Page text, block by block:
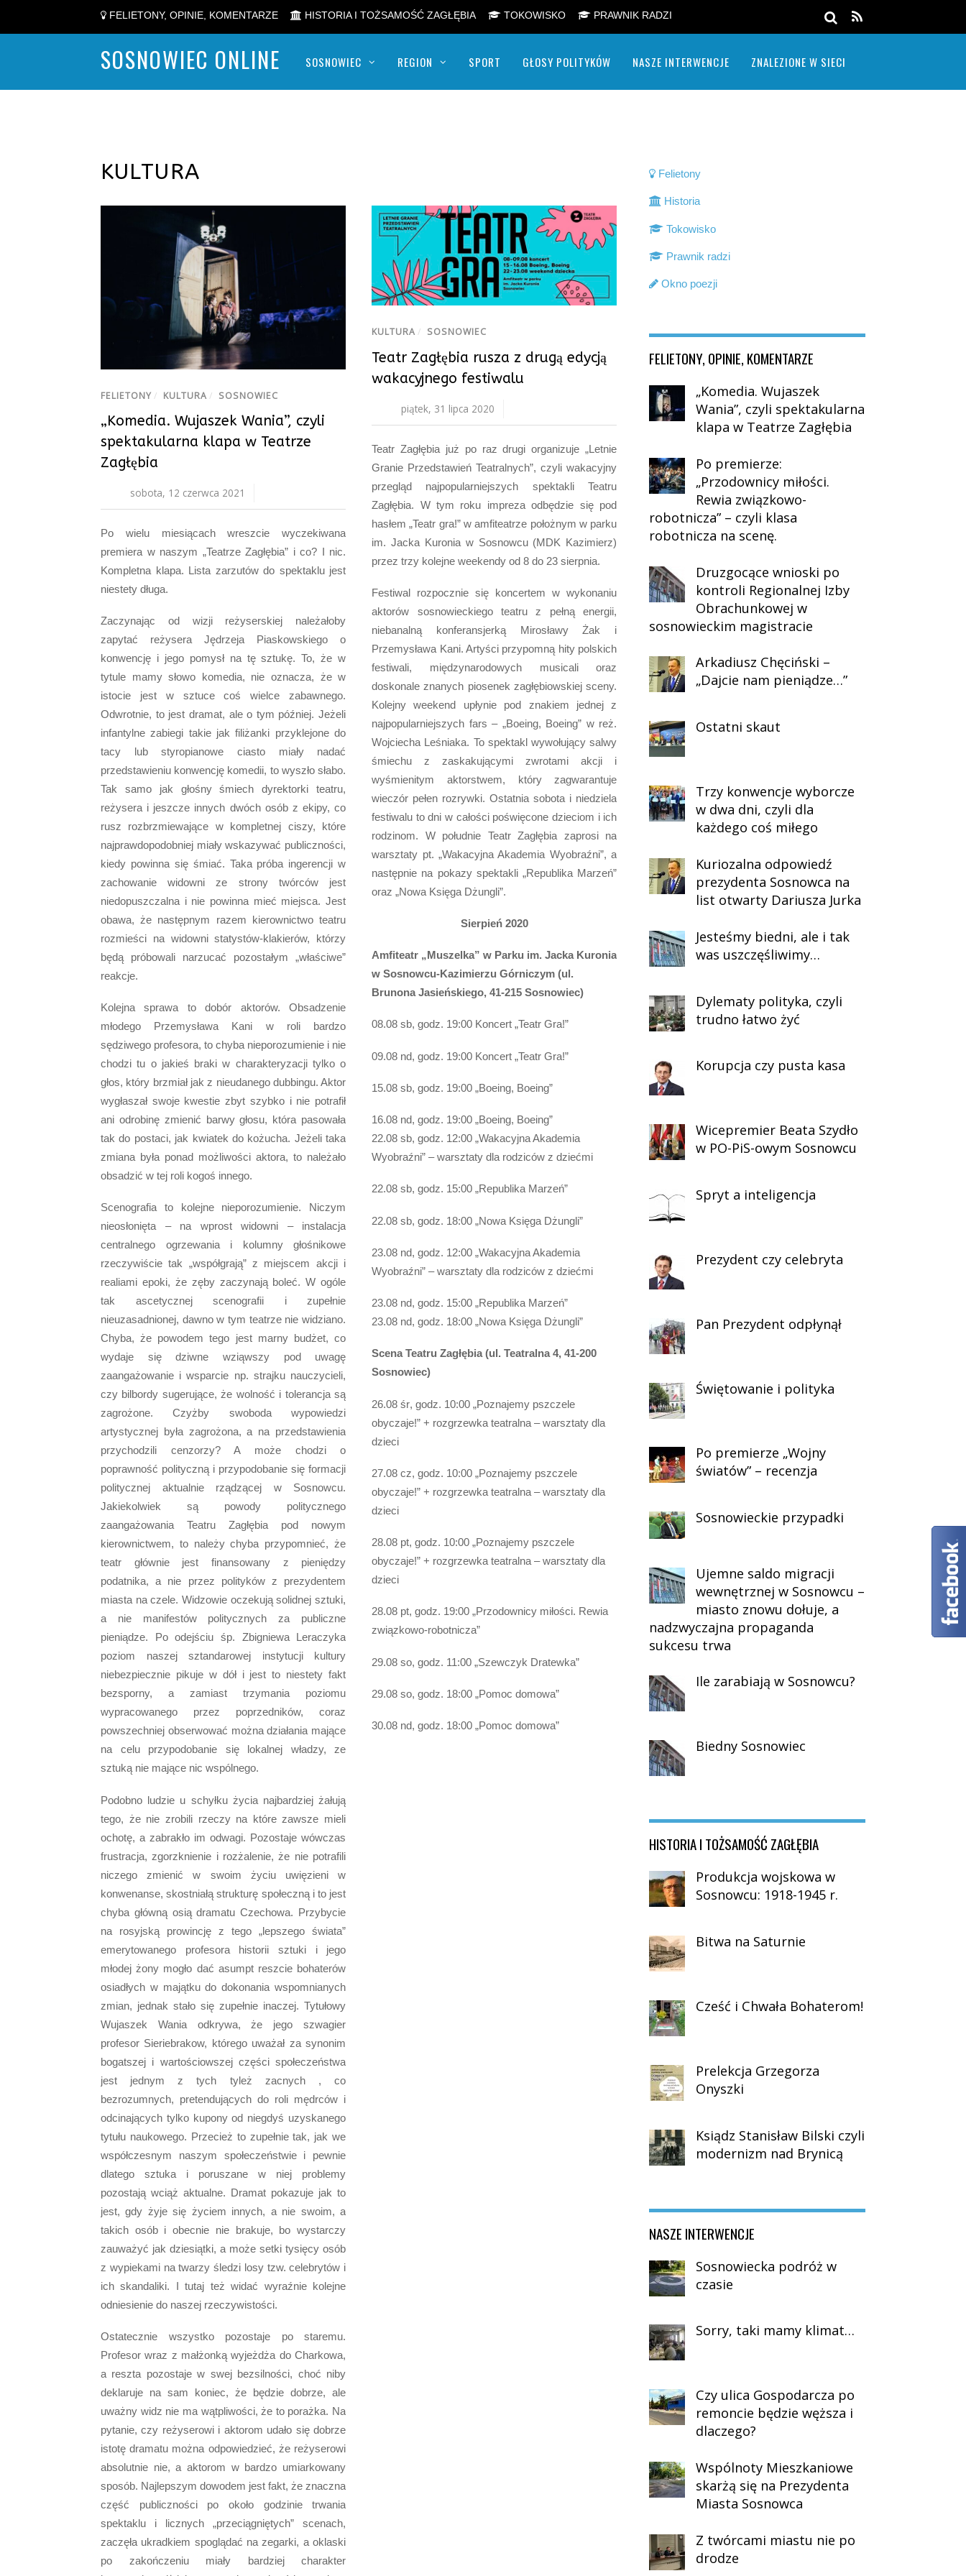
FELIETONY, OPINIE, KOMENTARZE HISTORIA I TOŻSAMOŚĆ ZAGŁĘBIA TOKOWISKO PRAWNIK RADZI
SOSNOWIEC ONLINE SOSNOWIEC REGION SPORT GŁOSY POLITYKÓW NASZE INTERWENCJE ZNALEZIONE W SIECI
KULTURA
FELIETONY / KULTURA / SOSNOWIEC
„Komedia. Wujaszek Wania”, czyli
spektakularna klapa w Teatrze
Zagłębia
sobota, 12 czerwca 2021
Po wielu miesiącach wreszcie wyczekiwana
premiera w naszym „Teatrze Zagłębia” i co? I nic.
Kompletna klapa. Lista zarzutów do spektaklu jest
niestety długa.
Zaczynając od wizji reżyserskiej należałoby
zapytać reżysera Jędrzeja Piaskowskiego o
konwencję i jego pomysł na tę sztukę. To, że w
tytule mamy słowo komedia, nie oznacza, że w
istocie jest w sztuce coś wielce zabawnego.
Odwrotnie, to jest dramat, ale o tym później. Jeżeli
infantylne zabiegi takie jak filiżanki przyklejone do
tacy lub styropianowe ciasto miały nadać
przedstawieniu konwencję komedii, to wyszło słabo.
Tak samo jak głośny śmiech dyrektorki teatru,
reżysera i jeszcze innych dwóch osób z ekipy, co
rusz rozbrzmiewające w kompletnej ciszy, które
najprawdopodobniej miały wskazywać publiczności,
kiedy powinna się śmiać. Taka próba ingerencji w
zachowanie widowni ze strony twórców jest
niedopuszczalna i nie powinna mieć miejsca. Jest
obawa, że następnym razem kierownictwo teatru
rozmieści na widowni statystów-klakierów, którzy
będą próbowali narzucać pozostałym „właściwe”
reakcje.
Kolejna sprawa to dobór aktorów. Obsadzenie
młodego Przemysława Kani w roli bardzo
sędziwego profesora, to chyba nieporozumienie i nie
chodzi tu o jakieś braki w charakteryzacji tylko o
głos, który brzmiał jak z nieudanego dubbingu. Aktor
wygłaszał swoje kwestie zbyt szybko i nie potrafił
ani odrobinę zmienić barwy głosu, która pasowała
tak do postaci, jak kwiatek do kożucha. Jeżeli taka
zmiana była ponad możliwości aktora, to należało
obsadzić w tej roli kogoś innego.
Scenografia to kolejne nieporozumienie. Niczym
nieosłonięta – na wprost widowni – instalacja
centralnego ogrzewania i kolumny głośnikowe
rzeczywiście tak „współgrają” z miejscem akcji i
realiami epoki, że zęby zaczynają boleć. W ogóle
tak ascetycznej scenografii i zupełnie
nieuzasadnionej, dawno w tym teatrze nie widziano.
Chyba, że powodem tego jest marny budżet, co
wydaje się dziwne wziąwszy pod uwagę
zaangażowanie i wsparcie np. strajku nauczycieli,
czy bilbordy sugerujące, że wolność i tolerancja są
zagrożone. Czyżby swoboda wypowiedzi
artystycznej była zagrożona, a na przedstawienia
przychodzili cenzorzy? A może chodzi o
poprawność polityczną i przypodobanie się formacji
politycznej aktualnie rządzącej w Sosnowcu.
Jakiekolwiek są powody politycznego
zaangażowania Teatru Zagłębia pod nowym
kierownictwem, to należy chyba przypomnieć, że
teatr głównie jest finansowany z pieniędzy
podatnika, a nie przez polityków z prezydentem
miasta na czele. Widzowie oczekują solidnej sztuki,
a nie manifestów politycznych za publiczne
pieniądze. Po odejściu śp. Zbigniewa Leraczyka
poziom naszej sztandarowej instytucji kultury
niebezpiecznie pikuje w dół i jest to niestety fakt
bezsporny, a zamiast trzymania poziomu
wypracowanego przez poprzedników, coraz
powszechniej obserwować można działania mające
na celu przypodobanie się lokalnej władzy, ze
sztuką nie mające nic wspólnego.
Podobno ludzie u schyłku życia najbardziej żałują
tego, że nie zrobili rzeczy na które zawsze mieli
ochotę, a zabrakło im odwagi. Pozostaje wówczas
frustracja, zgorzknienie i rozżalenie, że nie potrafili
niczego zmienić w swoim życiu uwięzieni w
konwenanse, skostniałą strukturę społeczną i to jest
chyba główną osią dramatu Czechowa. Przybycie
na rosyjską prowincję z tego „lepszego świata”
emerytowanego profesora historii sztuki i jego
młodej żony mogło dać asumpt reszcie bohaterów
osiadłych w majątku do dokonania wspomnianych
zmian, jednak stało się zupełnie inaczej. Tytułowy
Wujaszek Wania odkrywa, że jego szwagier
profesor Sieriebrakow, którego uważał za synonim
bogatszej i wartościowszej części społeczeństwa
jest jednym z tych tyleż zacnych , co
bezrozumnych, pretendujących do roli mędrców i
odcinających tylko kupony od niegdyś uzyskanego
tytułu naukowego. Przecież to zupełnie tak, jak we
współczesnym naszym społeczeństwie i pewnie
dlatego sztuka i poruszane w niej problemy
pozostają wciąż aktualne. Dramat pokazuje jak to
jest, gdy żyje się życiem innych, a nie swoim, a
takich osób i obecnie nie brakuje, bo wystarczy
zauważyć jak dziesiątki, a może setki tysięcy osób
z wypiekami na twarzy śledzi losy tzw. celebrytów i
ich skandaliki. I tutaj też widać wyraźnie kolejne
odniesienie do naszej rzeczywistości.
Ostatecznie wszystko pozostaje po staremu.
Profesor wraz z małżonką wyjeżdża do Charkowa,
a reszta pozostaje w swej bezsilności, choć niby
deklaruje na sam koniec, że będzie dobrze, ale
uważny widz nie ma wątpliwości, że to porażka. Na
pytanie, czy reżyserowi i aktorom udało się dobrze
istotę dramatu można odpowiedzieć, że reżyserowi
absolutnie nie, a aktorom w bardzo umiarkowany
sposób. Najlepszym dowodem jest fakt, że znaczna
część publiczności po około godzinie trwania
spektaklu i licznych „przeciągniętych” scenach,
zaczęła ukradkiem spoglądać na zegarki, a oklaski
po zakończeniu miały bardziej charakter
KULTURA / SOSNOWIEC
Teatr Zagłębia rusza z drugą edycją
wakacyjnego festiwalu
piątek, 31 lipca 2020
Teatr Zagłębia już po raz drugi organizuje „Letnie
Granie Przedstawień Teatralnych”, czyli wakacyjny
przegląd najpopularniejszych spektakli Teatru
Zagłębia. W tym roku impreza odbędzie się pod
hasłem „Teatr gra!” w amfiteatrze położnym w parku
im. Jacka Kuronia w Sosnowcu (MDK Kazimierz)
przez trzy kolejne weekendy od 8 do 23 sierpnia.
Festiwal rozpocznie się koncertem w wykonaniu
aktorów sosnowieckiego teatru z pełną energii,
niebanalną konferansjerką Mirosławy Żak i
Przemysława Kani. Artyści przypomną hity polskich
festiwali, międzynarodowych musicali oraz
doskonale znanych piosenek zagłębiowskiej sceny.
Kolejny weekend upłynie pod znakiem jednej z
najpopularniejszych fars – „Boeing, Boeing” w reż.
Wojciecha Leśniaka. To spektakl wywołujący salwy
śmiechu z zaskakującymi zwrotami akcji i
wyśmienitym aktorstwem, który zagwarantuje
wieczór pełen rozrywki. Ostatnia sobota i niedziela
festiwalu to dni w całości poświęcone dzieciom i ich
rodzinom. W południe Teatr Zagłębia zaprosi na
warsztaty pt. „Wakacyjna Akademia Wyobraźni”, a
następnie na pokazy spektakli „Republika Marzeń”
oraz „Nowa Księga Dżungli”.
Sierpień 2020
Amfiteatr „Muszelka” w Parku im. Jacka Kuronia
w Sosnowcu-Kazimierzu Górniczym (ul.
Brunona Jasieńskiego, 41-215 Sosnowiec)
08.08 sb, godz. 19:00 Koncert „Teatr Gra!”
09.08 nd, godz. 19:00 Koncert „Teatr Gra!”
15.08 sb, godz. 19:00 „Boeing, Boeing”
16.08 nd, godz. 19:00 „Boeing, Boeing”
22.08 sb, godz. 12:00 „Wakacyjna Akademia
Wyobraźni” – warsztaty dla rodziców z dziećmi
22.08 sb, godz. 15:00 „Republika Marzeń”
22.08 sb, godz. 18:00 „Nowa Księga Dżungli”
23.08 nd, godz. 12:00 „Wakacyjna Akademia
Wyobraźni” – warsztaty dla rodziców z dziećmi
23.08 nd, godz. 15:00 „Republika Marzeń”
23.08 nd, godz. 18:00 „Nowa Księga Dżungli”
Scena Teatru Zagłębia (ul. Teatralna 4, 41-200
Sosnowiec)
26.08 śr, godz. 10:00 „Poznajemy pszczele
obyczaje!” + rozgrzewka teatralna – warsztaty dla
dzieci
27.08 cz, godz. 10:00 „Poznajemy pszczele
obyczaje!” + rozgrzewka teatralna – warsztaty dla
dzieci
28.08 pt, godz. 10:00 „Poznajemy pszczele
obyczaje!” + rozgrzewka teatralna – warsztaty dla
dzieci
28.08 pt, godz. 19:00 „Przodownicy miłości. Rewia
związkowo-robotnicza”
29.08 so, godz. 11:00 „Szewczyk Dratewka”
29.08 so, godz. 18:00 „Pomoc domowa”
30.08 nd, godz. 18:00 „Pomoc domowa”
Felietony
Historia
Tokowisko
Prawnik radzi
Okno poezji
FELIETONY, OPINIE, KOMENTARZE
„Komedia. Wujaszek
Wania”, czyli spektakularna
klapa w Teatrze Zagłębia
Po premierze:
„Przodownicy miłości.
Rewia związkowo-
robotnicza” – czyli klasa
robotnicza na scenę.
Druzgocące wnioski po
kontroli Regionalnej Izby
Obrachunkowej w
sosnowieckim magistracie
Arkadiusz Chęciński –
„Dajcie nam pieniądze…”
Ostatni skaut
Trzy konwencje wyborcze
w dwa dni, czyli dla
każdego coś miłego
Kuriozalna odpowiedź
prezydenta Sosnowca na
list otwarty Dariusza Jurka
Jesteśmy biedni, ale i tak
was uszczęśliwimy…
Dylematy polityka, czyli
trudno łatwo żyć
Korupcja czy pusta kasa
Wicepremier Beata Szydło
w PO-PiS-owym Sosnowcu
Spryt a inteligencja
Prezydent czy celebryta
Pan Prezydent odpłynął
Świętowanie i polityka
Po premierze „Wojny
światów” – recenzja
Sosnowieckie przypadki
Ujemne saldo migracji
wewnętrznej w Sosnowcu –
miasto znowu dołuje, a
nadzwyczajna propaganda
sukcesu trwa
Ile zarabiają w Sosnowcu?
Biedny Sosnowiec
HISTORIA I TOŻSAMOŚĆ ZAGŁĘBIA
Produkcja wojskowa w
Sosnowcu: 1918-1945 r.
Bitwa na Saturnie
Cześć i Chwała Bohaterom!
Prelekcja Grzegorza
Onyszki
Ksiądz Stanisław Bilski czyli
modernizm nad Brynicą
NASZE INTERWENCJE
Sosnowiecka podróż w
czasie
Sorry, taki mamy klimat…
Czy ulica Gospodarcza po
remoncie będzie węższa i
dlaczego?
Wspólnoty Mieszkaniowe
skarżą się na Prezydenta
Miasta Sosnowca
Z twórcami miastu nie po
drodze